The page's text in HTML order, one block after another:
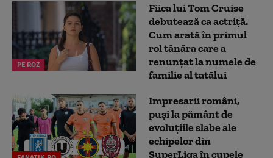
PE ROZ
Fiica lui Tom Cruise
debutează ca actriță.
Cum arată în primul
rol tânăra care a
renunțat la numele de
familie al tatălui
Impresarii români,
puși la pământ de
evoluțiile slabe ale
echipelor din
SuperLiga în cupele